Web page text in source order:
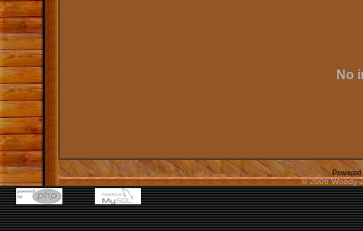
No
© 2006 Woody-